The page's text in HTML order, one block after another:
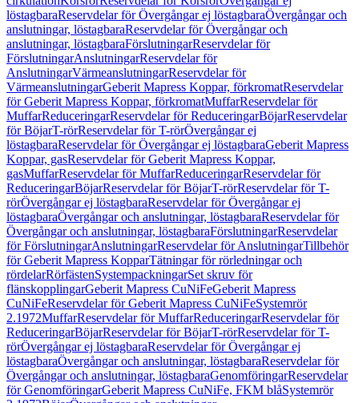
löstagbaraReservdelar för Övergångar ej löstagbaraÖvergångar och
anslutningar, löstagbaraReservdelar för Övergångar och
anslutningar, löstagbaraFörslutningarReservdelar för
FörslutningarAnslutningarReservdelar för
AnslutningarVärmeanslutningarReservdelar för
VärmeanslutningarGeberit Mapress Koppar, förkromatReservdelar
för Geberit Mapress Koppar, förkromatMuffarReservdelar för
MuffarReduceringarReservdelar för ReduceringarBöjarReservdelar
för BöjarT-rörReservdelar för T-rörÖvergångar ej
löstagbaraReservdelar för Övergångar ej löstagbaraGeberit Mapress
Koppar, gasReservdelar för Geberit Mapress Koppar,
gasMuffarReservdelar för MuffarReduceringarReservdelar för
ReduceringarBöjarReservdelar för BöjarT-rörReservdelar för T-
rörÖvergångar ej löstagbaraReservdelar för Övergångar ej
löstagbaraÖvergångar och anslutningar, löstagbaraReservdelar för
Övergångar och anslutningar, löstagbaraFörslutningarReservdelar
för FörslutningarAnslutningarReservdelar för AnslutningarTillbehör
för Geberit Mapress KopparTätningar för rörledningar och
rördelarRörfästenSystempackningarSet skruv för
flänskopplingarGeberit Mapress CuNiFeGeberit Mapress
CuNiFeReservdelar för Geberit Mapress CuNiFeSystemrör
2.1972MuffarReservdelar för MuffarReduceringarReservdelar för
ReduceringarBöjarReservdelar för BöjarT-rörReservdelar för T-
rörÖvergångar ej löstagbaraReservdelar för Övergångar ej
löstagbaraÖvergångar och anslutningar, löstagbaraReservdelar för
Övergångar och anslutningar, löstagbaraGenomföringarReservdelar
för GenomföringarGeberit Mapress CuNiFe, FKM blåSystemrör